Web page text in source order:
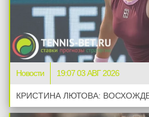
Новости 19:07 03 АВГ 2026
КРИСТИНА ЛЮТОВА: